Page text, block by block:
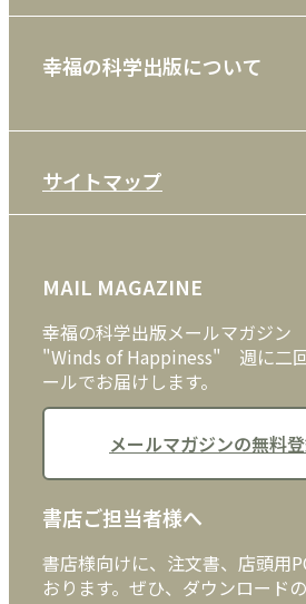
雑誌
CD
DVD・ブルーレイ
外国語
利用規約
特定商取引法
プライバシーポリシー
クッキーポリシー
幸福の科学出版について
メディア・ライブラリー
サイトマップ
MAIL MAGAZINE
幸福の科学出版メールマガジン
"Winds of Happiness" 週に二
ールでお届けします。
メールマガジンの無料
書店ご担当者様へ
書店様向けに、注文書、店頭用
おります。ぜひ、ダウンロード